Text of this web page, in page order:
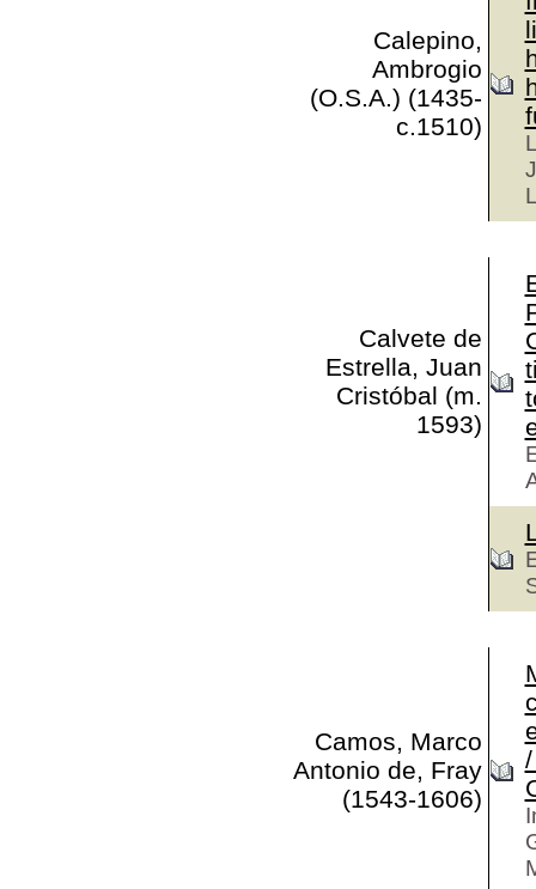
Calepino,
Ambrogio
(O.S.A.) (1435-
c.1510)
Calvete de
Estrella, Juan
Cristóbal (m.
1593)
Camos, Marco
Antonio de, Fray
(1543-1606)